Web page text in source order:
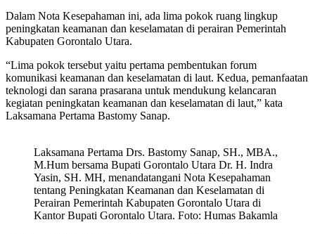
Dalam Nota Kesepahaman ini, ada lima pokok ruang lingkup
peningkatan keamanan dan keselamatan di perairan Pemerintah
Kabupaten Gorontalo Utara.
“Lima pokok tersebut yaitu pertama pembentukan forum
komunikasi keamanan dan keselamatan di laut. Kedua, pemanfaatan
teknologi dan sarana prasarana untuk mendukung kelancaran
kegiatan peningkatan keamanan dan keselamatan di laut,” kata
Laksamana Pertama Bastomy Sanap.